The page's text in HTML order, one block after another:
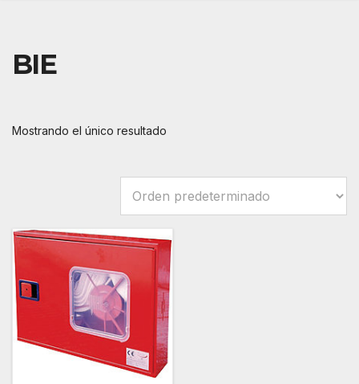
BIE
Mostrando el único resultado